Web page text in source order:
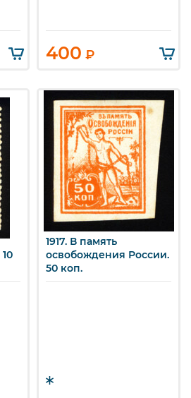
400 ₽
1917. В память
освобождения России.
50 коп.